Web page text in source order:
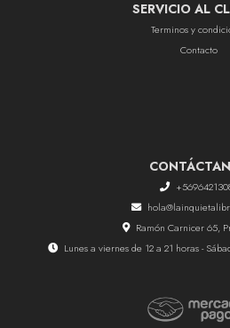
SERVICIO AL
Terminos y
Contacto
Ramón Carnicer 65,
Lunes a viernes de 12 a 21 horas -